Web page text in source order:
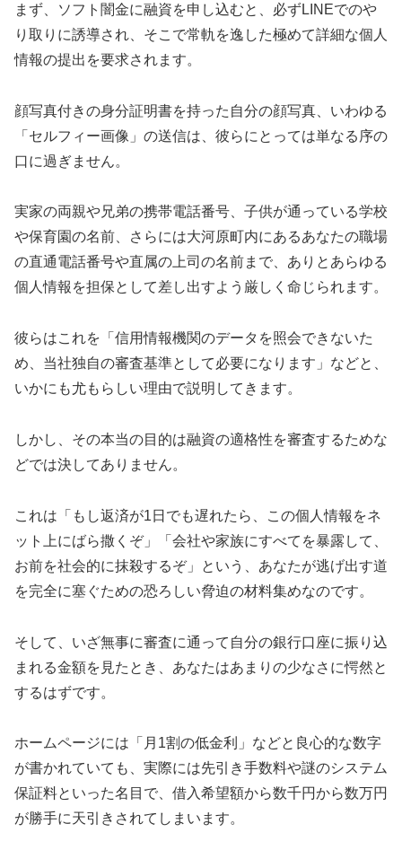
まず、ソフト闇金に融資を申し込むと、必ずLINEでのや
り取りに誘導され、そこで常軌を逸した極めて詳細な個人
情報の提出を要求されます。
顔写真付きの身分証明書を持った自分の顔写真、いわゆる
「セルフィー画像」の送信は、彼らにとっては単なる序の
口に過ぎません。
実家の両親や兄弟の携帯電話番号、子供が通っている学校
や保育園の名前、さらには大河原町内にあるあなたの職場
の直通電話番号や直属の上司の名前まで、ありとあらゆる
個人情報を担保として差し出すよう厳しく命じられます。
彼らはこれを「信用情報機関のデータを照会できないた
め、当社独自の審査基準として必要になります」などと、
いかにも尤もらしい理由で説明してきます。
しかし、その本当の目的は融資の適格性を審査するためな
どでは決してありません。
これは「もし返済が1日でも遅れたら、この個人情報をネ
ット上にばら撒くぞ」「会社や家族にすべてを暴露して、
お前を社会的に抹殺するぞ」という、あなたが逃げ出す道
を完全に塞ぐための恐ろしい脅迫の材料集めなのです。
そして、いざ無事に審査に通って自分の銀行口座に振り込
まれる金額を見たとき、あなたはあまりの少なさに愕然と
するはずです。
ホームページには「月1割の低金利」などと良心的な数字
が書かれていても、実際には先引き手数料や謎のシステム
保証料といった名目で、借入希望額から数千円から数万円
が勝手に天引きされてしまいます。